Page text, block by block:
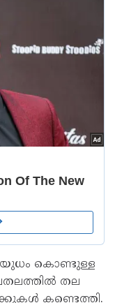
കൊണ്ടുള്ള
തല
കണ്ടെത്തി.